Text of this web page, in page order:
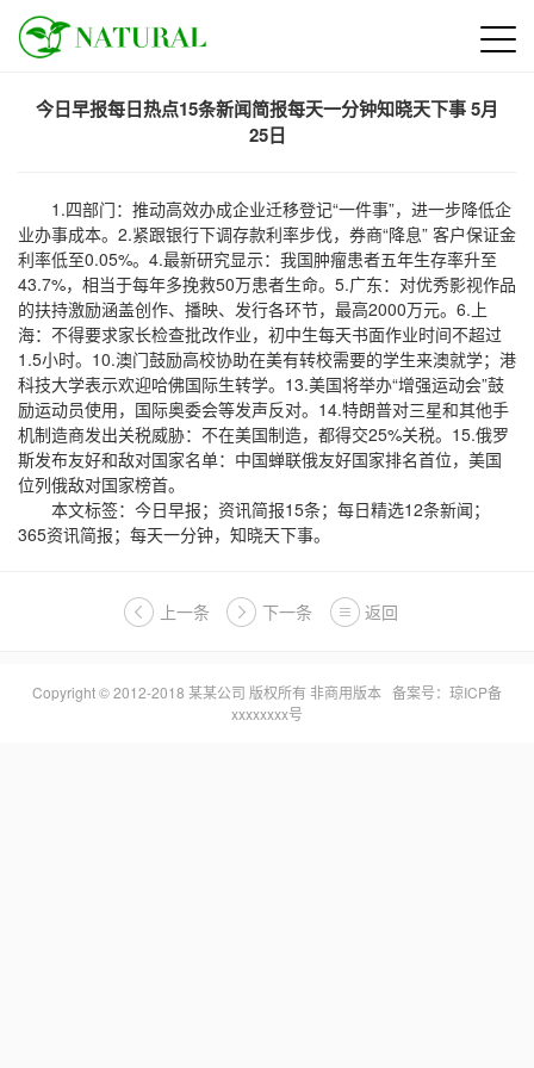
今日早报每日热点15条新闻简报每天一分钟知晓天下事 5月
25日
1.四部门：推动高效办成企业迁移登记“一件事”，进一步降低企
业办事成本。2.紧跟银行下调存款利率步伐，券商“降息” 客户保证金
利率低至0.05%。4.最新研究显示：我国肿瘤患者五年生存率升至
43.7%，相当于每年多挽救50万患者生命。5.广东：对优秀影视作品
的扶持激励涵盖创作、播映、发行各环节，最高2000万元。6.上
海：不得要求家长检查批改作业，初中生每天书面作业时间不超过
1.5小时。10.澳门鼓励高校协助在美有转校需要的学生来澳就学；港
科技大学表示欢迎哈佛国际生转学。13.美国将举办“增强运动会”鼓
励运动员使用，国际奥委会等发声反对。14.特朗普对三星和其他手
机制造商发出关税威胁：不在美国制造，都得交25%关税。15.俄罗
斯发布友好和敌对国家名单：中国蝉联俄友好国家排名首位，美国
位列俄敌对国家榜首。
本文标签：今日早报；资讯简报15条；每日精选12条新闻；
365资讯简报；每天一分钟，知晓天下事。
上一条 下一条 返回
Copyright © 2012-2018 某某公司 版权所有 非商用版本 备案号： 琼ICP备
xxxxxxxx号